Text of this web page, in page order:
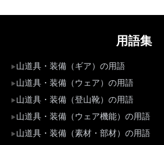
用語集
山道具・装備（ギア）の用語
山道具・装備（ウェア）の用語
山道具・装備（登山靴）の用語
山道具・装備（ウェア機能）の用語
山道具・装備（素材・部材）の用語